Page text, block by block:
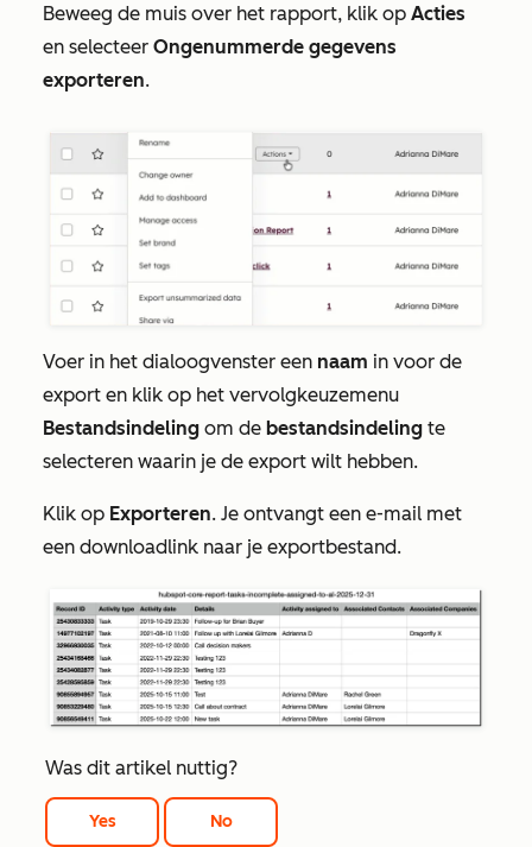
Beweeg de muis over het rapport, klik op Acties
en selecteer Ongenummerde gegevens
exporteren.
Voer in het dialoogvenster een naam in voor de
export en klik op het vervolgkeuzemenu
Bestandsindeling om de bestandsindeling te
selecteren waarin je de export wilt hebben.
Klik op Exporteren. Je ontvangt een e-mail met
een downloadlink naar je exportbestand.
Was dit artikel nuttig?
Yes No